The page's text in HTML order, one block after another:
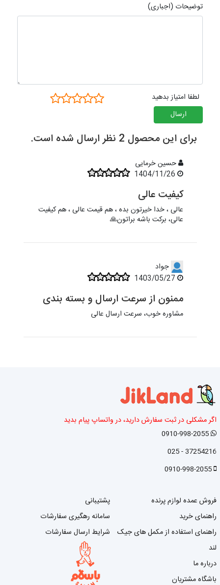
توضیحات (اجباری)
لطفا امتیاز بدهید
ارسال
برای این محصول 2 نظر ارسال شده است.
حسین خرمایی
کیفیت عالی
عالی ، خدا خیرتون بده ، هم قیمت عالی ، هم کیفیت
عالی، برکت باشه براتون🙏
جواد
ممنون از سرعت ارسال و بسته بندی
مشاوره خوب، سرعت ارسال عالی
اگر مشکلی در ثبت سفارش دارید، در واتساپ پیام بدید
0910-998-2055
37254216 - 025
0910-998-2055
فروش عمده لوازم پرنده
راهنمای خرید
راهنمای استفاده از مکمل های جیک
لند
درباره ما
باشگاه مشتریان
پشتیبانی
سامانه رهگیری سفارشات
شرایط ارسال سفارشات